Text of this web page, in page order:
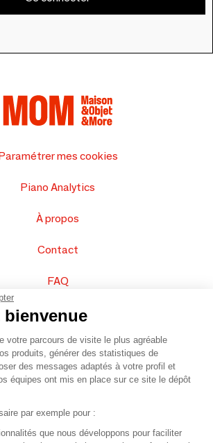
mes cookies
Piano Analytics
À propos
Contact
FAQ
Vendez vos produits
Plan du site
–Organisation SAFI
votre parcours de visite le plus agréable
produits, générer des statistiques de
des messages adaptés à votre profil et
équipes ont mis en place sur ce site le dépôt
par exemple pour :
que nous développons pour faciliter